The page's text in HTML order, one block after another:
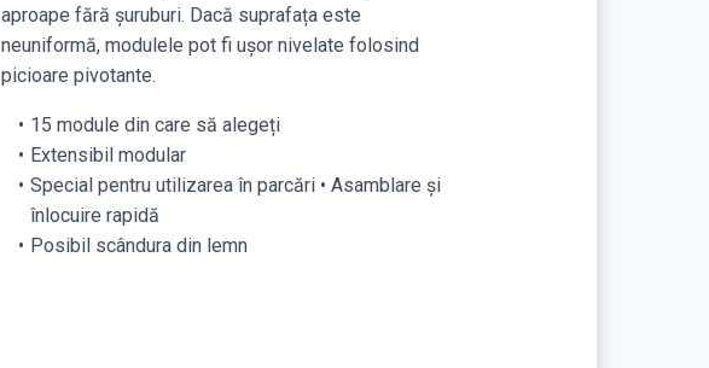
aproape fără șuruburi. Dacă suprafața este
neuniformă, modulele pot fi ușor nivelate folosind
picioare pivotante.
15 module din care să alegeți
Extensibil modular
Special pentru utilizarea în parcări • Asamblare și
înlocuire rapidă
Posibil scândura din lemn